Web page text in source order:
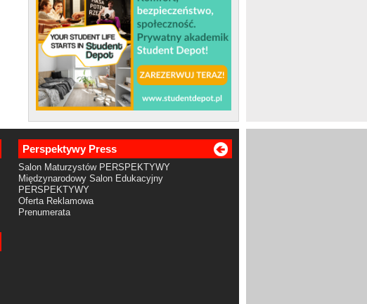
Perspektywy Press
Salon Maturzystów PERSPEKTYWY
Międzynarodowy Salon Edukacyjny
PERSPEKTYWY
Oferta Reklamowa
Prenumerata